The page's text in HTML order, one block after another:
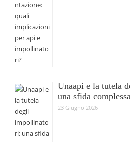
Unaapi e la tutela
una sfida
23 Giugno 2026